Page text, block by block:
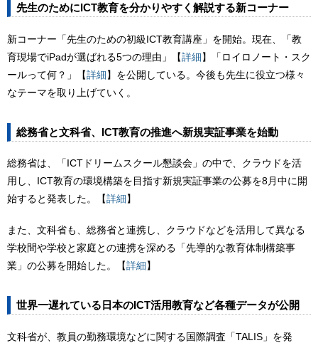
先生のためにICT教育を分かりやすく解説する新コーナー
新コーナー「先生のための初級ICT教育講座」を開始。現在、「教
育現場でiPadが選ばれる5つの理由」【詳細】「ロイロノート・スク
ールって何？」【詳細】を公開している。今後も先生に役立つ様々
なテーマを取り上げていく。
総務省と文科省、ICT教育の推進へ新規実証事業を始動
総務省は、「ICTドリームスクール懇談会」の中で、クラウドを活
用し、ICT教育の環境構築を目指す新規実証事業の公募を8月中に開
始すると発表した。【詳細】
また、文科省も、総務省と連携し、クラウドなどを活用して異なる
学校間や学校と家庭との連携を深める「先導的な教育体制構築事
業」の公募を開始した。【詳細】
世界一遅れている日本のICT活用教育など各種データが公開
文科省が、教員の勤務環境などに関する国際調査「TALIS」を発